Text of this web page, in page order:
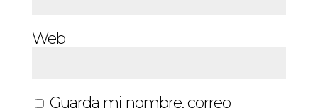
Web
Guarda mi nombre, correo